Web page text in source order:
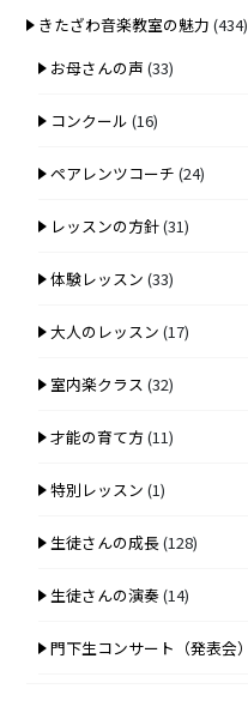
きたざわ音楽教室の魅力 (434)
お母さんの声 (33)
コンクール (16)
ペアレンツコーチ (24)
レッスンの方針(31)
体験レッスン (33)
大人のレッスン (17)
室内楽クラス (32)
才能の育て方 (11)
特別レッスン (1)
生徒さんの成長(128)
生徒さんの演奏(14)
門下生コンサート（発表会）